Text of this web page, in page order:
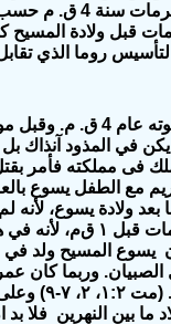
قبل الميلاد أو السنة
هيرودس االكبير كان حاكم
فى مملكته فأمر
مع الطفل يسوع
وقت ما بعد ولادة
وربما
الفترة من
ما بين النهرين فلا